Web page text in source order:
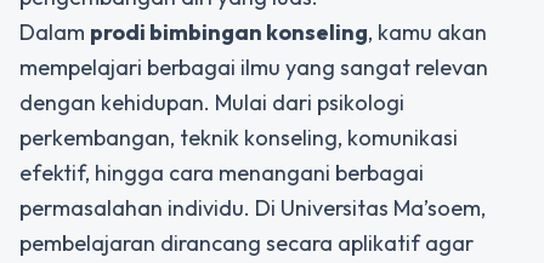
Dalam prodi bimbingan konseling, kamu akan
mempelajari berbagai ilmu yang sangat relevan
dengan kehidupan. Mulai dari psikologi
perkembangan, teknik konseling, komunikasi
efektif, hingga cara menangani berbagai
permasalahan individu. Di Universitas Ma’soem,
pembelajaran dirancang secara aplikatif agar